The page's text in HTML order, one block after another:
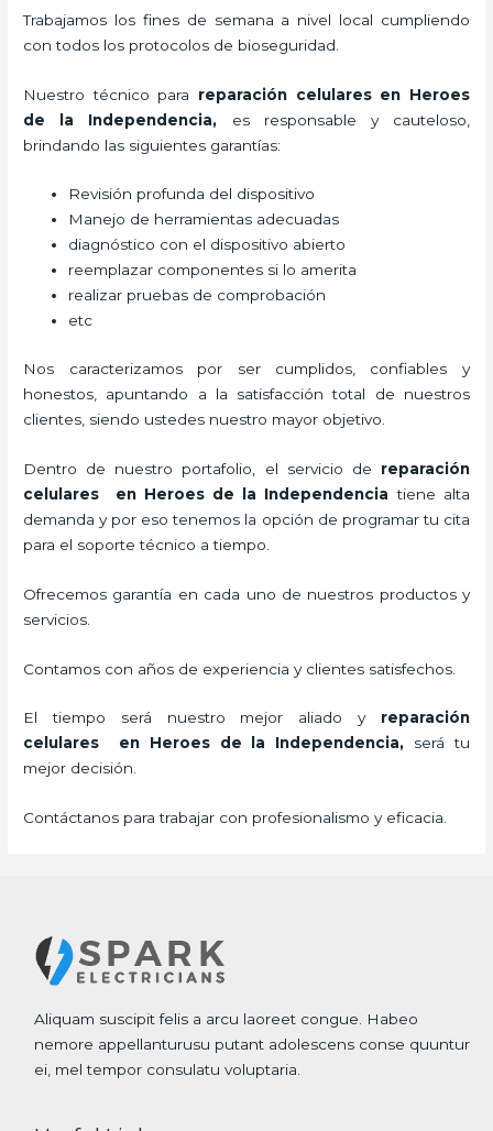
Trabajamos los fines de semana a nivel local cumpliendo
con todos los protocolos de bioseguridad.
Nuestro técnico para reparación celularesen Heroes
de la Independencia, es responsable y cauteloso,
brindando las siguientes garantías:
Revisión profunda del dispositivo
Manejo de herramientas adecuadas
diagnóstico con el dispositivo abierto
reemplazar componentes si lo amerita
realizar pruebas de comprobación
etc
Nos caracterizamos por ser cumplidos, confiables y
honestos, apuntando a la satisfacción total de nuestros
clientes, siendo ustedes nuestro mayor objetivo.
Dentro de nuestro portafolio, el servicio de reparación
celulares en Heroes de la Independencia tiene alta
demanda y por eso tenemos la opción de programar tu cita
para el soporte técnico a tiempo.
Ofrecemos garantía en cada uno de nuestros productos y
servicios.
Contamos con años de experiencia y clientes satisfechos.
El tiempo será nuestro mejor aliado y reparación
celulares en Heroes de la Independencia, será tu
mejor decisión.
Contáctanos para trabajar con profesionalismo y eficacia.
Aliquam suscipit felis a arcu laoreet congue. Habeo
nemore appellanturusu putant adolescens conse quuntur
ei, mel tempor consulatu voluptaria.